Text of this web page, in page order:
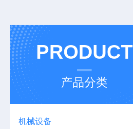
PRODUCT
产品分类
机械设备